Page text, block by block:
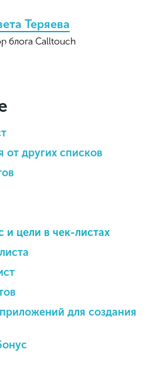
Теряева
блога Calltouch
от других списков
и цели в чек-листах
для создания